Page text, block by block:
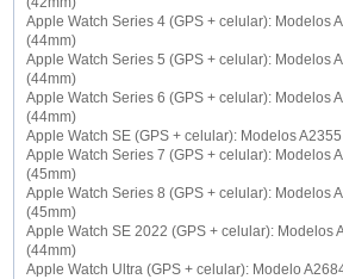
Apple Watch Series 4 (GPS + celular): Modelos
(44mm)
Apple Watch Series 5 (GPS + celular): Modelos
(44mm)
Apple Watch Series 6 (GPS + celular): Modelos
(44mm)
Apple Watch SE (GPS + celular): Modelos
Apple Watch Series 7 (GPS + celular): Modelos
(45mm)
Apple Watch Series 8 (GPS + celular): Modelos
(45mm)
Apple Watch SE 2022 (GPS + celular): Modelos
(44mm)
Apple Watch Ultra (GPS + celular): Modelo